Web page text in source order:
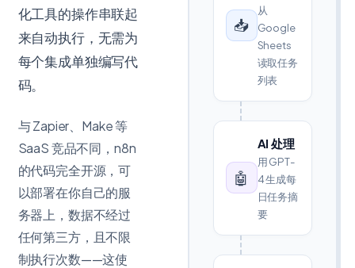
化工具的操作串联起
来自动执行，无需为
每个集成单独编写代
码。
与 Zapier、Make 等
SaaS 竞品不同，n8n
的代码完全开源，可
以部署在你自己的服
务器上，数据不经过
任何第三方，且不限
制执行次数——这使
📥
从
Google
Sheets
读取任务
列表
🤖
AI 处理
用 GPT-
4 生成每
日任务摘
要